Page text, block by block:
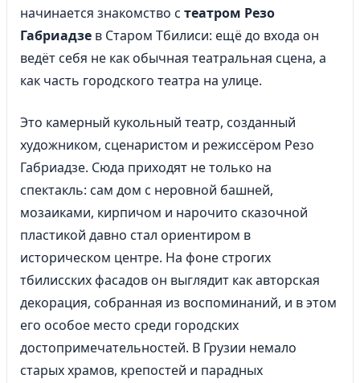
начинается знакомство с театром Резо
Габриадзе в Старом Тбилиси: ещё до входа он
ведёт себя не как обычная театральная сцена, а
как часть городского театра на улице.
Это камерный кукольный театр, созданный
художником, сценаристом и режиссёром Резо
Габриадзе. Сюда приходят не только на
спектакль: сам дом с неровной башней,
мозаиками, кирпичом и нарочито сказочной
пластикой давно стал ориентиром в
историческом центре. На фоне строгих
тбилисских фасадов он выглядит как авторская
декорация, собранная из воспоминаний, и в этом
его особое место среди городских
достопримечательностей. В Грузии немало
старых храмов, крепостей и парадных